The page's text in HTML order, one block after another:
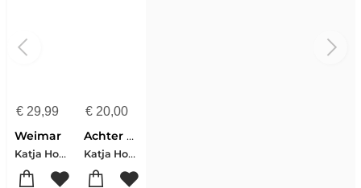
€29,99
Weimar
Katja Hoyer
€20,00
Achter de Muur
Katja Hoyer